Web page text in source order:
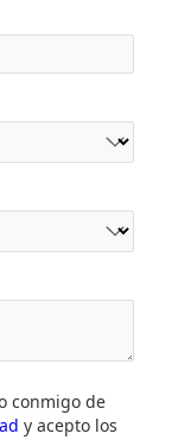
conmigo de
y acepto los